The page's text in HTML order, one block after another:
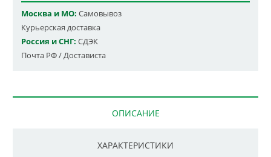
Москва и МО: Самовывоз
Курьерская доставка
Россия и СНГ: СДЭК
Почта РФ / Достависта
ОПИСАНИЕ
ХАРАКТЕРИСТИКИ